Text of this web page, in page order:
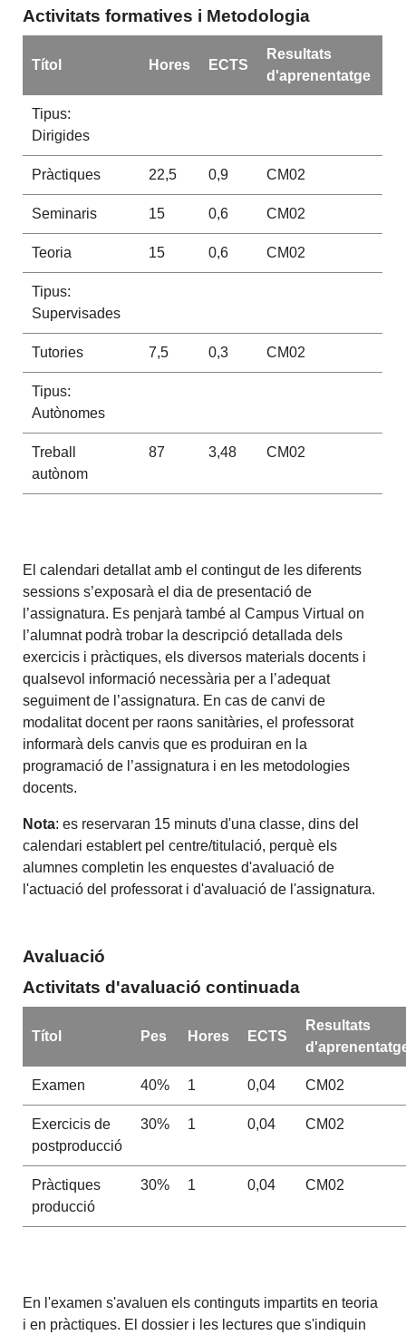
Activitats formatives i Metodologia
Títol Hores ECTS
Resultats
d'aprenentatge
Tipus:
Dirigides
Pràctiques 22,5 0,9 CM02
Seminaris 15 0,6 CM02
Teoria 15 0,6 CM02
Tipus:
Supervisades
Tutories 7,5 0,3 CM02
Tipus:
Autònomes
Treball
autònom
87 3,48 CM02
El calendari detallat amb el contingut de les diferents
sessions s’exposarà el dia de presentació de
l’assignatura. Es penjarà també al Campus Virtual on
l’alumnat podrà trobar la descripció detallada dels
exercicis i pràctiques, els diversos materials docents i
qualsevol informació necessària per a l’adequat
seguiment de l’assignatura. En cas de canvi de
modalitat docent per raons sanitàries, el professorat
informarà dels canvis que es produiran en la
programació de l’assignatura i en les metodologies
docents.
Nota: es reservaran 15 minuts d'una classe, dins del
calendari establert pel centre/titulació, perquè els
alumnes completin les enquestes d'avaluació de
l'actuació del professorat i d'avaluació de l'assignatura.
Avaluació
Activitats d'avaluació continuada
Títol Pes Hores ECTS
Resultats
Examen 40% 1 0,04 CM02
Exercicis de
postproducció
30% 1 0,04 CM02
Pràctiques
producció
30% 1 0,04 CM02
En l'examen s'avaluen els continguts impartits en teoria
i en pràctiques. El dossier i les lectures que s'indiquin